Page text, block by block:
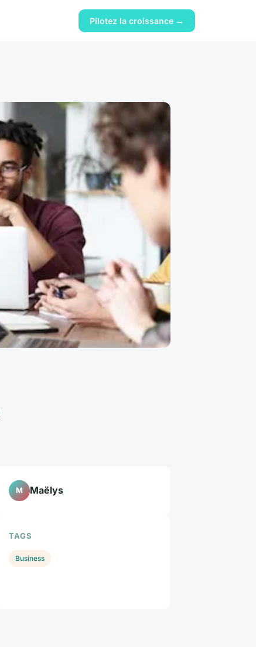
Pilotez la croissance →
M Maëlys
TAGS
Business